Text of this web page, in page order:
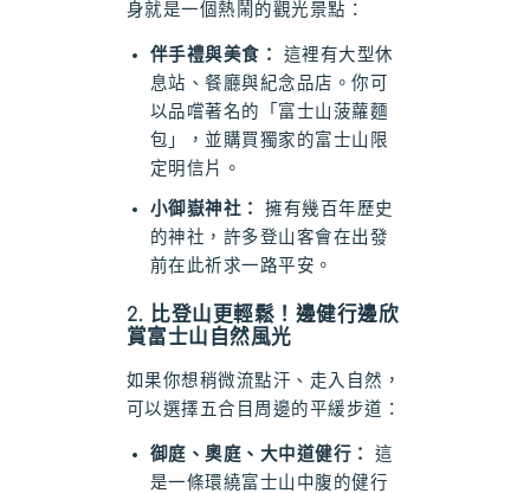
身就是一個熱鬧的觀光景點：
伴手禮與美食：
這裡有大型休
息站、餐廳與紀念品店。你可
以品嚐著名的「富士山菠蘿麵
包」，並購買獨家的富士山限
定明信片。
小御嶽神社：
擁有幾百年歷史
的神社，許多登山客會在出發
前在此祈求一路平安。
2. 比登山更輕鬆！邊健行邊欣
賞富士山自然風光
如果你想稍微流點汗、走入自然，
可以選擇五合目周邊的平緩步道：
御庭、奧庭、大中道健行：
這
是一條環繞富士山中腹的健行